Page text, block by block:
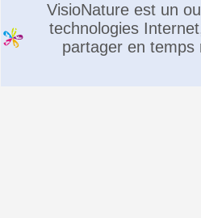
VisioNature est un
technologies
partager en temps